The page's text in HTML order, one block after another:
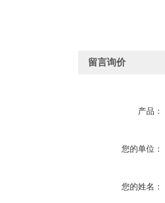
留言询价
产品：
您的单位：
您的姓名：